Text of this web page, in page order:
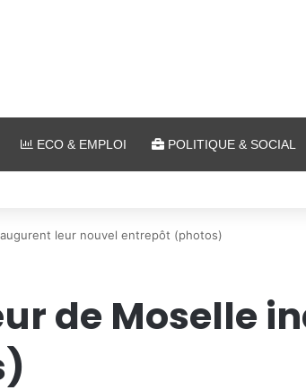
ECO & EMPLOI POLITIQUE & SOCIAL
leur nouvel entrepôt (photos)
de Moselle